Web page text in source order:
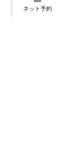
ネット予約